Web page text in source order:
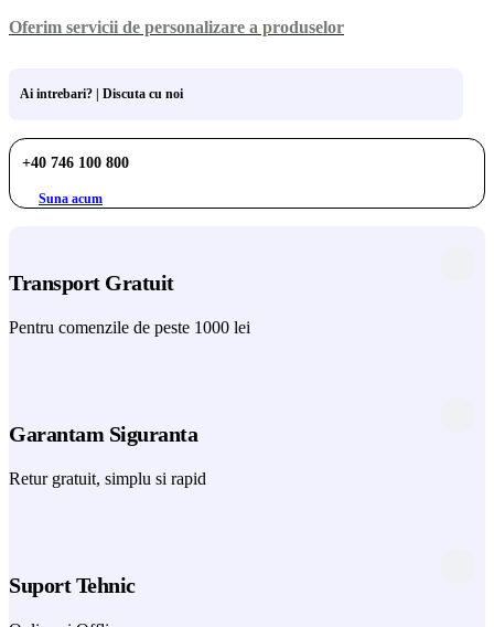
Oferim servicii de personalizare a produselor
Ai intrebari? | Discuta cu noi
+40 746 100 800
Suna acum
Transport Gratuit
Pentru comenzile de peste 1000 lei
Garantam Siguranta
Retur gratuit, simplu si rapid
Suport Tehnic